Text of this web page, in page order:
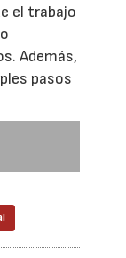
el trabajo
Además,
pasos